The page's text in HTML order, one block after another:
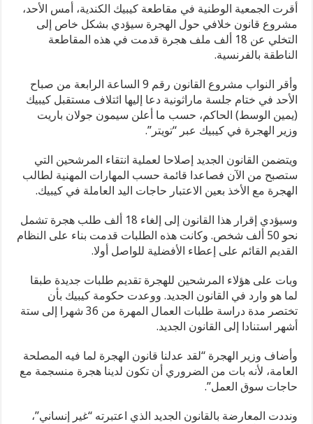
أقرت الجمعية الوطنية في مقاطعة كيبيك الكندية، أمس الأحد،
مشروع قانون خلافي حول الهجرة سيؤدي بشكل خاص إلى
التخلي عن 18 ألف ملف هجرة قدمت في هذه المقاطعة
الناطقة بالفرنسية.
وأقر النواب مشروع القانون رقم 9 الساعة الرابعة من صباح
الأحد في ختام جلسة ماراثونية دعا إليها ائتلاف مستقبل كيبيك
(يمين الوسط) الحاكم، حسب ما أعلن سيمون جولان باريت
وزير الهجرة في كيبيك عبر “تويتر”.
ويتضمن القانون الجديد إصلاحا لعملية انتقاء المرشحين التي
ستصبح من الآن فصاعدا قائمة حسب المهارات المهنية لطالب
الهجرة مع الأخذ بعين الاعتبار حاجات اليد العاملة في كيبيك.
وسيؤدي إقرار هذا القانون إلى إلغاء 18 ألف طلب هجرة تشمل
نحو 50 ألف شخص. وكانت هذه الطلبات قدمت بناء على النظام
القديم القائم على إعطاء الأفضلية للواصل أولا.
وبات على هؤلاء المرشحين للهجرة تقديم طلبات جديدة طبقا
لما هو وارد في القانون الجديد. ووعدت حكومة كيبيك بأن
تختصر مدة دراسة طلبات العمال المهرة من 36 شهرا إلى ستة
أشهر استنادا إلى القانون الجديد.
وأضاف وزير الهجرة “لقد عدلنا قانون الهجرة لما فيه المصلحة
العامة، لأنه بات من الضروري أن تكون لدينا هجرة منسجمة مع
حاجات سوق العمل”.
ونددت المعارضة بالقانون الجديد الذي اعتبرته “غير إنساني”،